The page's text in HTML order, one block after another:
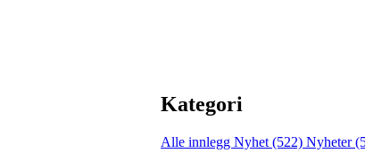
Kategori
Alle innlegg Nyhet (522) Nyheter